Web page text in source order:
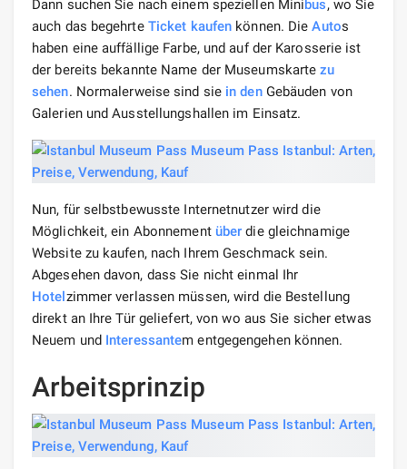
Dann suchen Sie nach einem speziellen Minibus, wo Sie
auch das begehrte Ticket kaufen können. DieAutos
haben eine auffällige Farbe, und auf der Karosserie ist
der bereits bekannte Name der Museumskartezu
sehen. Normalerweise sind sie in denGebäuden von
Galerien und Ausstellungshallen im Einsatz.
Nun, für selbstbewusste Internetnutzer wird die
Möglichkeit, ein Abonnement über die gleichnamige
Website zu kaufen, nach Ihrem Geschmack sein.
Abgesehen davon, dass Sie nicht einmal Ihr
Hotelzimmer verlassen müssen, wird die Bestellung
direkt an Ihre Tür geliefert, von wo aus Sie sicher etwas
Neuem und Interessantem entgegengehen können.
Arbeitsprinzip